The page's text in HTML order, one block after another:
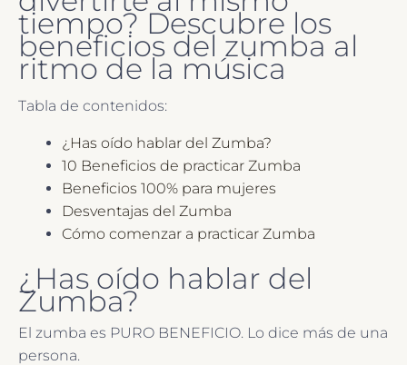
tiempo? Descubre los
beneficios del zumba al
ritmo de la música
Tabla de contenidos:
¿Has oído hablar del Zumba?
10 Beneficios de practicar Zumba
Beneficios 100% para mujeres
Desventajas del Zumba
Cómo comenzar a practicar Zumba
¿Has oído hablar del
Zumba?
El zumba es PURO BENEFICIO. Lo dice más de una
persona.